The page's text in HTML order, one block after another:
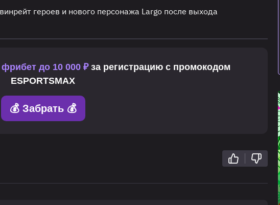
героев и нового персонажа Largo после выхода
фрибет до 10 000 ₽за регистрацию с промокодом
ESPORTSMAX
💰 Забрать 💰